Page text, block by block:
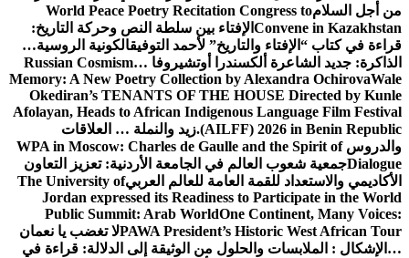
World Peace Poetry Recitation
بين سلطة النص وحركة التاريخ:
لأحمد التوفيقالكونية الروسية…
أوتشيروفاRussian Cosmism…
Memory: A New Poetry Collection
Okediran’s TENANTS OF THE
Afolayan, Heads to African
زيد والنملة … العلاقات
WPA in Moscow: Charles de Gaulle
في الجامعة الأردنية: تعزيز التعاون
للعالم العربيThe University of
Jordan expressed its
Public Summit: Arab World
PAWA President’s لا تغضب يا نعمان
من الوثيقة إلى الدلالة: قراءة في